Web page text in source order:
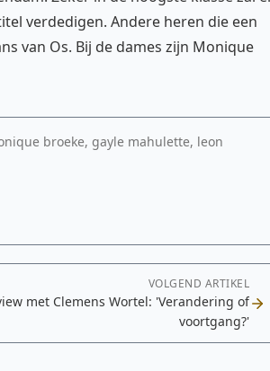
verdedigen. Andere heren die een
van Os. Bij de dames zijn Monique
broeke, gayle mahulette, leon
VOLGEND ARTIKEL
met Clemens Wortel: 'Verandering of
voortgang?'